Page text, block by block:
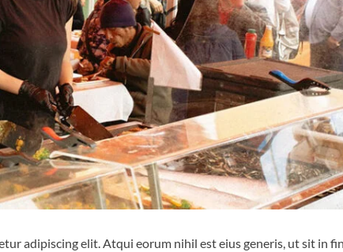
adipiscing elit. Atqui eorum nihil est eius generis, ut sit in